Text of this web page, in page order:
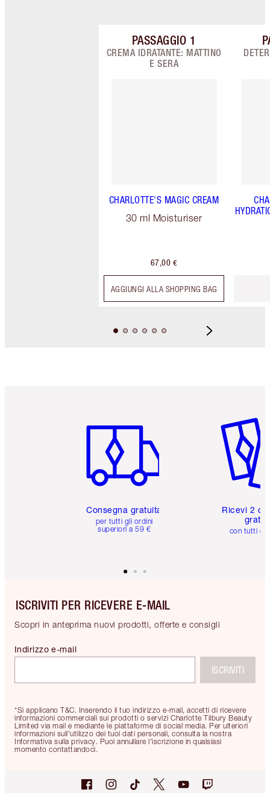
Articolo 1 di 9
PASSAGGIO 1
CREMA IDRATANTE: MATTINO
E SERA
CHARLOTTE'S MAGIC CREAM
30 ml Moisturiser
67,00 €
AGGIUNGI ALLA SHOPPING BAG
Consegna gratuita
per tutti gli ordini
superiori a 59 €
Ricevi 2
con tutti gli
ISCRIVITI PER RICEVERE E-MAIL
Scopri in anteprima nuovi prodotti, offerte e consigli
*Si applicano T&C. Inserendo il tuo indirizzo e-mail, accetti di ricevere
informazioni commerciali sui prodotti o servizi Charlotte Tilbury Beauty
Limited via mail e mediante le piattaforme di social media. Per ulteriori
informazioni sull'utilizzo dei tuoi dati personali, consulta la nostra
Informativa sulla privacy. Puoi annullare l'iscrizione in qualsiasi
momento contattandoci.
Indirizzo e-mail
ISCRIVITI